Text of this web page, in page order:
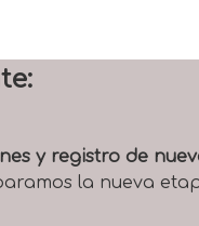
y registro de
la nueva